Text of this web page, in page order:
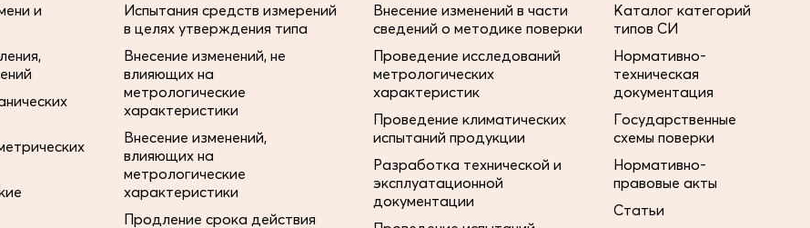
и
Испытания средств измерений
в целях утверждения типа
Внесение изменений, не
влияющих на
метрологические
характеристики
Внесение изменений,
влияющих на
метрологические
характеристики
Продление срока действия
Внесение изменений в части
сведений о методике поверки
Проведение исследований
метрологических
характеристик
Проведение климатических
испытаний продукции
Разработка технической и
эксплуатационной
документации
Каталог категорий
типов СИ
Нормативно-
техническая
документация
Государственные
схемы поверки
Нормативно-
правовые акты
Статьи